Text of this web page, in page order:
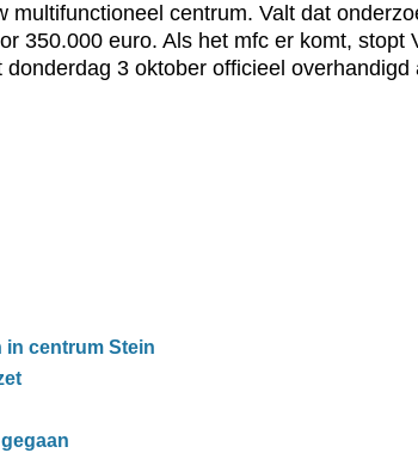
centrum. Valt dat
350.000 euro. Als het mfc er komt, stopt
donderdag 3 oktober officieel
in centrum Stein